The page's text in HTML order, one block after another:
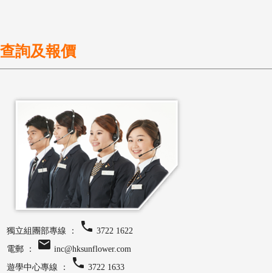
查詢及報價
獨立組團部專線 ： local_phone 3722 1622
電郵 ：
email inc@hksunflower.com
遊學中心專線 ：
local_phone 3722 1633